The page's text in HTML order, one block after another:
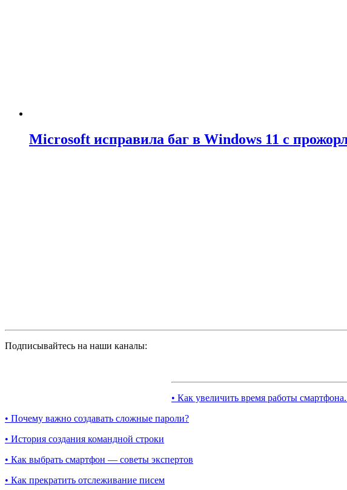
Microsoft исправила баг в Windows 11 с
Подписывайтесь на наши каналы:
• Как увеличить время работы
• Почему важно создавать сложные пароли?
• История создания командной строки
• Как выбрать смартфон — советы экспертов
• Как прекратить отслеживание писем